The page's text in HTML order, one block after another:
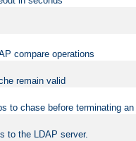
compare operations
remain valid
to chase before terminating
to the LDAP server.